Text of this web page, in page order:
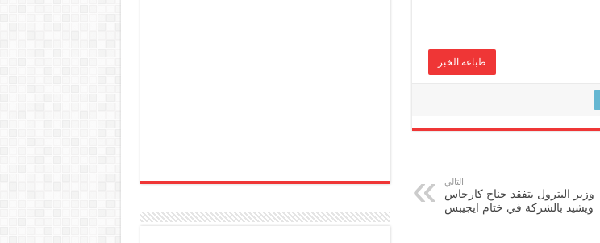
طباعه الخبر
التالي
وزير البترول يتفقد جناح كارجاس
ويشيد بالشركة في ختام ايجيبس